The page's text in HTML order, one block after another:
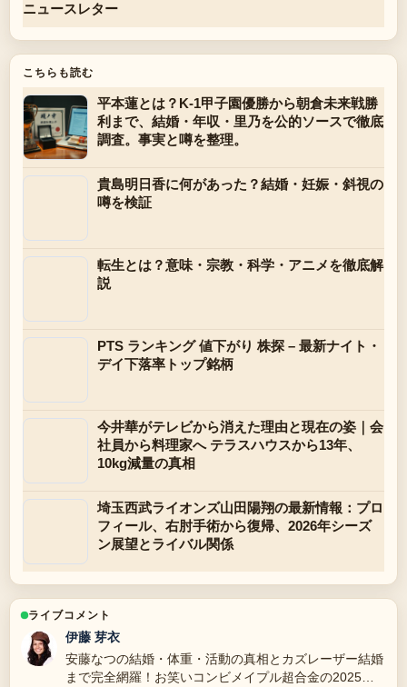
ニュースレター
こちらも読む
平本蓮とは？K-1甲子園優勝から朝倉未来戦勝
利まで、結婚・年収・里乃を公的ソースで徹底
調査。事実と噂を整理。
貴島明日香に何があった？結婚・妊娠・斜視の
噂を検証
転生とは？意味・宗教・科学・アニメを徹底解
説
PTS ランキング 値下がり 株探 – 最新ナイト・
デイ下落率トップ銘柄
今井華がテレビから消えた理由と現在の姿｜会
社員から料理家へ テラスハウスから13年、
10kg減量の真相
埼玉西武ライオンズ山田陽翔の最新情報：プロ
フィール、右肘手術から復帰、2026年シーズ
ン展望とライバル関係
ライブコメント
伊藤 芽衣
安藤なつの結婚・体重・活動の真相とカズレーザー結婚
まで完全網羅！お笑いコンビメイプル超合金の2025年